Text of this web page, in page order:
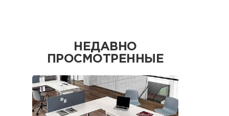
НЕДАВНО
ПРОСМОТРЕННЫЕ